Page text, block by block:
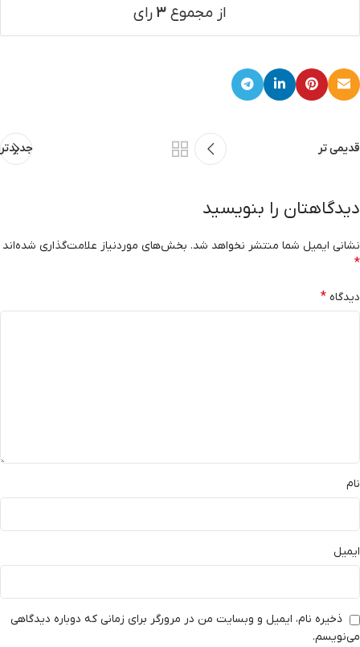
از مجموع ۳ رای
جدیدتر قدیمی تر
دیدگاهتان را بنویسید
نشانی ایمیل شما منتشر نخواهد شد. بخش‌های موردنیاز علامت‌گذاری شده‌اند
*
دیدگاه *
نام
ایمیل
ذخیره نام، ایمیل و وبسایت من در مرورگر برای زمانی که دوباره دیدگاهی
می‌نویسم.